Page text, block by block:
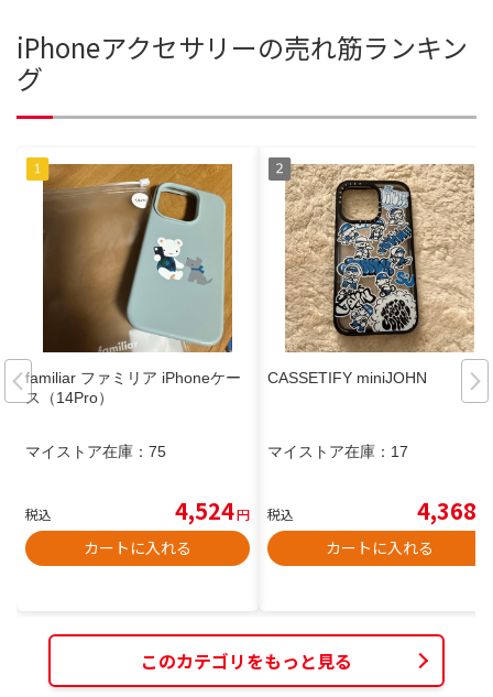
iPhoneアクセサリーの売れ筋ランキン
グ
familiar ファミリア iPhoneケー
ス（14Pro）
マイストア在庫： 75
税込 4,524円
カートに入れる
CASSETIFY miniJOHN
マイストア在庫： 17
税込 4,368
カートに入れる
このカテゴリをもっと見る